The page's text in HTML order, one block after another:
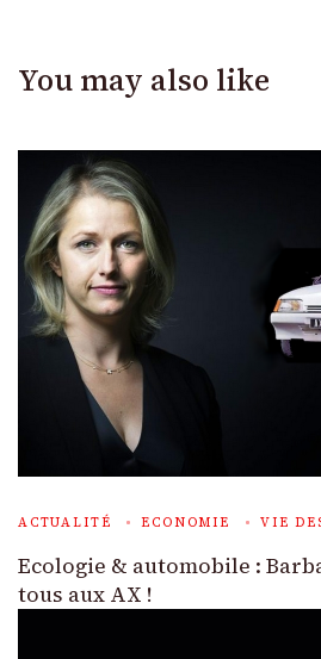
You may also like
ACTUALITÉ ECONOMIE VIE
Ecologie & automobile :
tous aux AX !